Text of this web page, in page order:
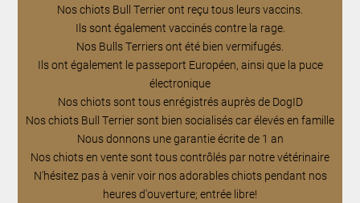
Nos chiots Bull Terrier ont reçu tous leurs vaccins.
Ils sont également vaccinés contre la rage.
Nos Bulls Terriers ont été bien vermifugés.
Ils ont également le passeport Européen, ainsi que la puce
électronique
Nos chiots sont tous enrégistrés auprès de DogID
Nos chiots Bull Terrier sont bien socialisés car élevés en famille
Nous donnons une garantie écrite de 1 an
Nos chiots en vente sont tous contrôlés par notre vétérinaire
N'hésitez pas à venir voir nos adorables chiots pendant nos
heures d'ouverture; entrée libre!